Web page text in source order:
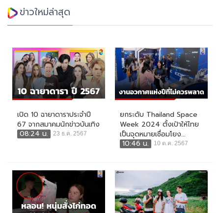
ข่าวใหม่ล่าสุด
เปิด 10 ฉายาดาราประจำปี
67 จากสมาคมนักข่าวบันเทิง
08:24 น.
23 ธ.ค. 2567
ยกระดับ Thailand Space
Week 2024 ตั้งเป้าให้ไทย
เป็นจุดหมายเชื่อมโยง...
10:46 น.
10 ต.ค. 2567